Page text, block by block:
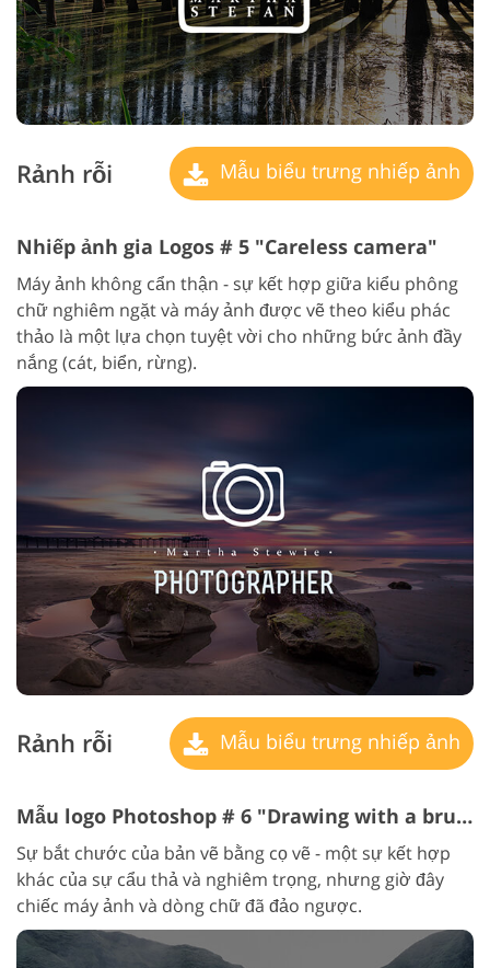
Rảnh rỗi Mẫu biểu trưng nhiếp ảnh
Nhiếp ảnh gia Logos # 5 "Careless camera"
Máy ảnh không cẩn thận - sự kết hợp giữa kiểu phông
chữ nghiêm ngặt và máy ảnh được vẽ theo kiểu phác
thảo là một lựa chọn tuyệt vời cho những bức ảnh đầy
nắng (cát, biển, rừng).
Rảnh rỗi Mẫu biểu trưng nhiếp ảnh
Mẫu logo Photoshop # 6 "Drawing with a brush"
Sự bắt chước của bản vẽ bằng cọ vẽ - một sự kết hợp
khác của sự cẩu thả và nghiêm trọng, nhưng giờ đây
chiếc máy ảnh và dòng chữ đã đảo ngược.